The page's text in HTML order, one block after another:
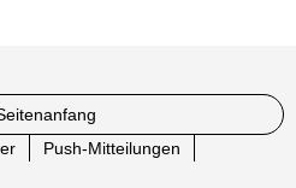
Push-Mitteilungen